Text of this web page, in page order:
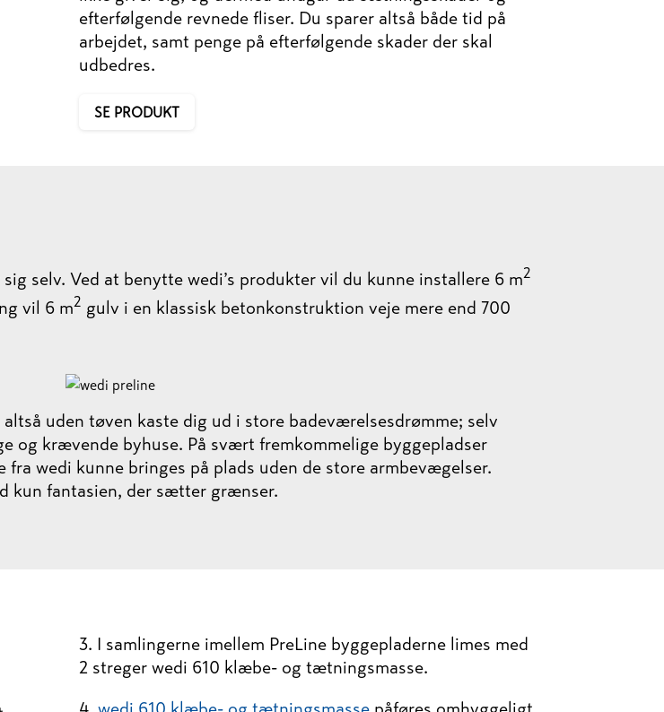
efterfølgende revnede fliser. Du sparer altså både tid på
arbejdet, samt penge på efterfølgende skader der skal
udbedres.
SE PRODUKT
selv. Ved at benytte wedi’s produkter vil du kunne installere 6 m2
vil 6 m2 gulv i en klassisk betonkonstruktion veje mere end 700
uden tøven kaste dig ud i store badeværelsesdrømme; selv
og krævende byhuse. På svært fremkommelige byggepladser
wedi kunne bringes på plads uden de store armbevægelser.
kun fantasien, der sætter grænser.
3. I samlingerne imellem PreLine byggepladerne limes med
2 streger wedi 610 klæbe- og tætningsmasse.